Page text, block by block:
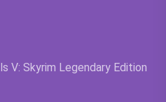
V: Skyrim Legendary Edition